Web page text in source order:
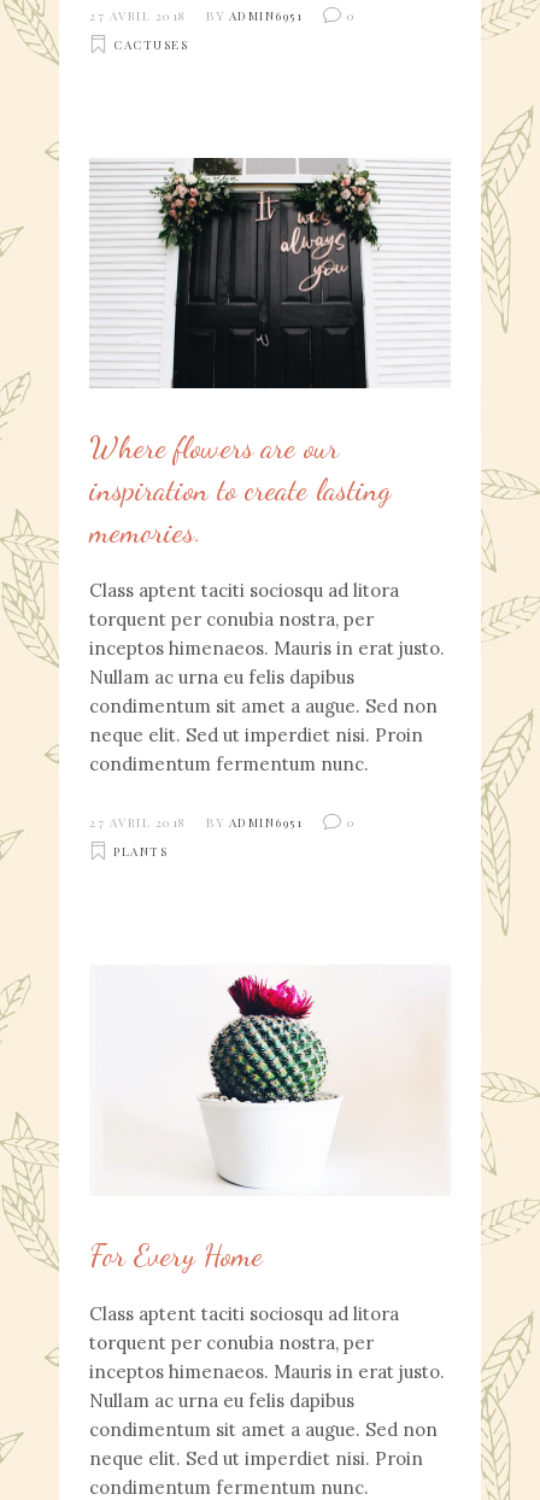
27 AVRIL 2018 BY ADMIN6951
0
CACTUSES
Where flowers are our
inspiration to create lasting
memories.
Class aptent taciti sociosqu ad litora
torquent per conubia nostra, per
inceptos himenaeos. Mauris in erat justo.
Nullam ac urna eu felis dapibus
condimentum sit amet a augue. Sed non
neque elit. Sed ut imperdiet nisi. Proin
condimentum fermentum nunc.
27 AVRIL 2018 BY ADMIN6951
0
PLANTS
For Every Home
Class aptent taciti sociosqu ad litora
torquent per conubia nostra, per
inceptos himenaeos. Mauris in erat justo.
Nullam ac urna eu felis dapibus
condimentum sit amet a augue. Sed non
neque elit. Sed ut imperdiet nisi. Proin
condimentum fermentum nunc.